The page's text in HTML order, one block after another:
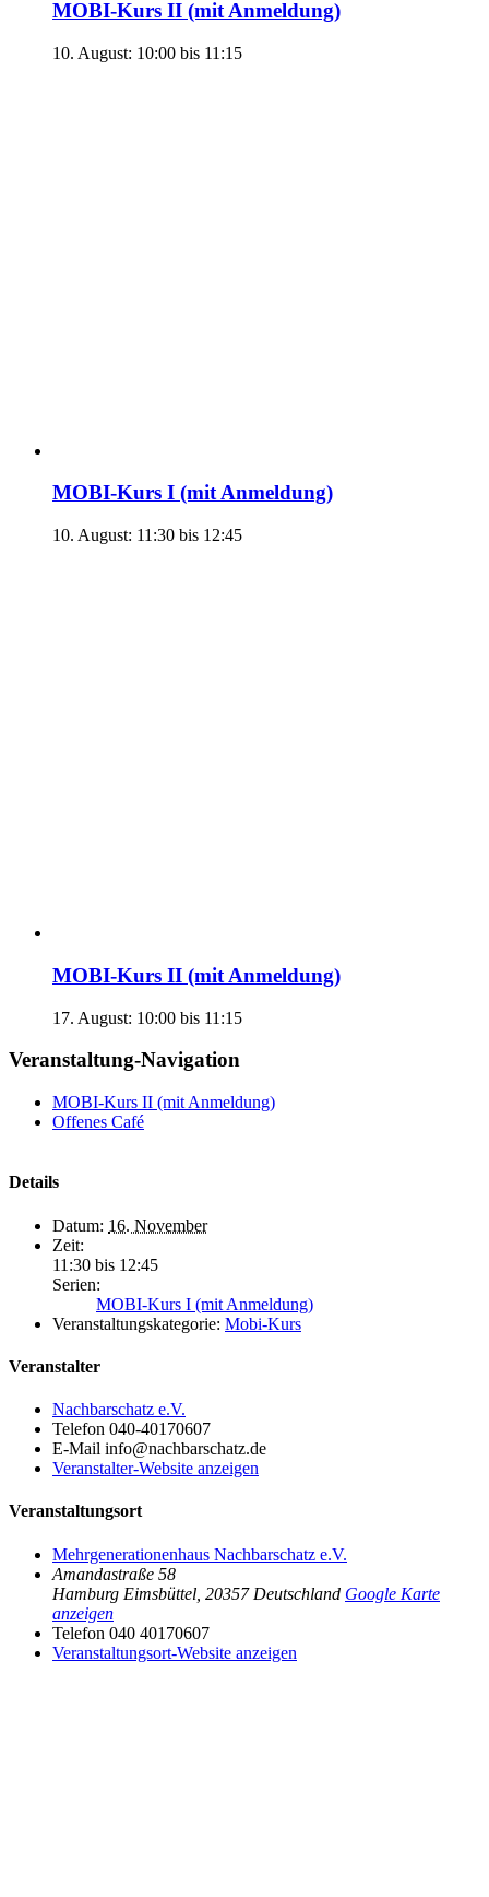
MOBI-Kurs II (mit Anmeldung)
10. August: 10:00 bis 11:15
MOBI-Kurs I (mit Anmeldung)
10. August: 11:30 bis 12:45
MOBI-Kurs II (mit Anmeldung)
17. August: 10:00 bis 11:15
Veranstaltung-Navigation
MOBI-Kurs II (mit Anmeldung)
Offenes Café
Details
Datum: 16. November
Zeit:
11:30 bis 12:45
Serien:
MOBI-Kurs I (mit Anmeldung)
Veranstaltungskategorie: Mobi-Kurs
Veranstalter
Nachbarschatz e.V.
Telefon 040-40170607
E-Mail info@nachbarschatz.de
Veranstalter-Website anzeigen
Veranstaltungsort
Mehrgenerationenhaus Nachbarschatz e.V.
Amandastraße 58
Hamburg Eimsbüttel 20357 Deutschland Google Karte
anzeigen
Telefon 040 40170607
Veranstaltungsort-Website anzeigen